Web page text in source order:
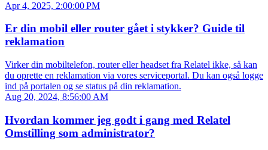
Apr 4, 2025, 2:00:00 PM
Er din mobil eller router gået i stykker? Guide til
reklamation
Virker din mobiltelefon, router eller headset fra Relatel ikke, så kan
du oprette en reklamation via vores serviceportal. Du kan også logge
ind på portalen og se status på din reklamation.
Aug 20, 2024, 8:56:00 AM
Hvordan kommer jeg godt i gang med Relatel
Omstilling som administrator?